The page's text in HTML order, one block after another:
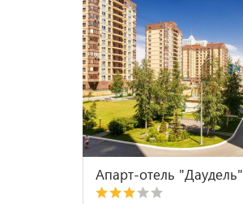
Апарт-отель "Даудель"